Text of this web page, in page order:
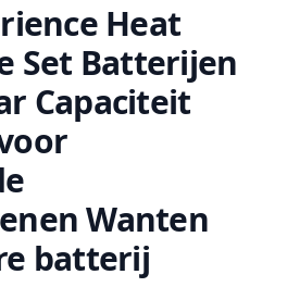
Heat
Set Batterijen
Capaciteit
Wanten
batterij